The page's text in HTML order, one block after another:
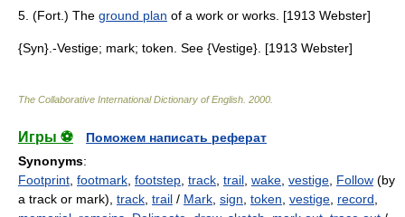
5. (Fort.) The ground plan of a work or works. [1913 Webster]
{Syn}.-Vestige; mark; token. See {Vestige}. [1913 Webster]
The Collaborative International Dictionary of English 2000
Игры ⚽
Поможем написать реферат
Synonyms:
Footprint footmark footstep track trail wake vestige Follow (by
a track or mark), track trail / Mark sign token vestige record